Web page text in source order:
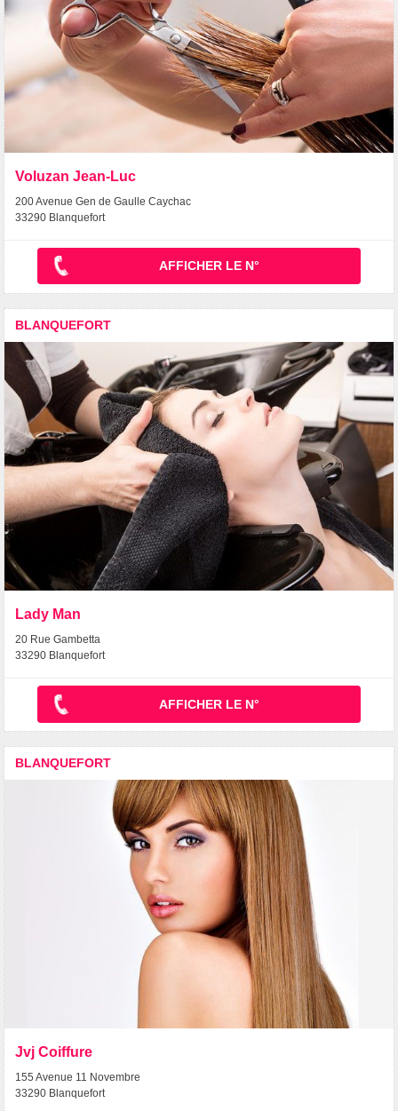
Voluzan Jean-Luc
200 Avenue Gen de Gaulle Caychac
33290 Blanquefort
AFFICHER LE N°
BLANQUEFORT
Lady Man
20 Rue Gambetta
33290 Blanquefort
AFFICHER LE N°
BLANQUEFORT
Jvj Coiffure
155 Avenue 11 Novembre
33290 Blanquefort